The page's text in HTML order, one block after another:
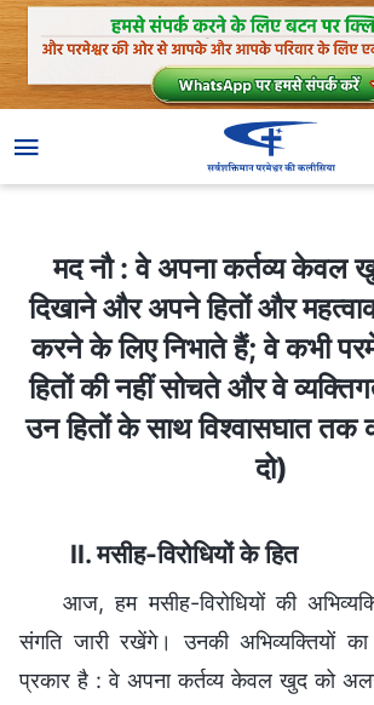
मद नौ : वे अपना कर्तव्य केवल
दिखाने और अपने हितों और
करने के लिए निभाते हैं; वे कभी
हितों की नहीं सोचते और वे
उन हितों के साथ विश्वासघात तक
दो)
II. मसीह-विरोधियों के हित
आज, हम मसीह-विरोधियों की
संगति जारी रखेंगे। उनकी अभिव्यक्तियों
प्रकार है : वे अपना कर्तव्य केवल खुद को